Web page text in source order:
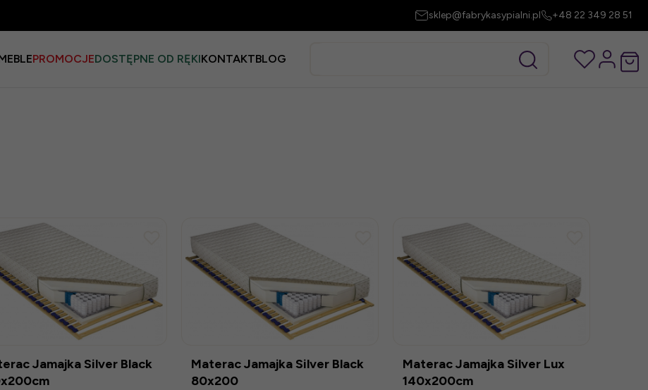
sklep@fabrykasypialni.pl +48 22 349 28 51
PROMOCJEDOSTĘPNE OD RĘKIKONTAKTBLOG
Jamajka Silver Black
Materac Jamajka Silver Black
80x200
Materac Jamajka Silver Lux
140x200cm